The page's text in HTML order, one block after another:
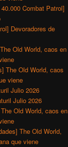
Combat Patrol]
Devoradores de
Old World, caos en
The Old World, caos
viene
Julio 2026
Julio 2026
Old World, caos en
The Old World,
que viene